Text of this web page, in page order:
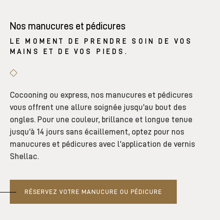
Nos manucures et pédicures
LE MOMENT DE PRENDRE SOIN DE VOS
MAINS ET DE VOS PIEDS.
Cocooning ou express, nos manucures et pédicures
vous offrent une allure soignée jusqu’au bout des
ongles. Pour une couleur, brillance et longue tenue
jusqu’à 14 jours sans écaillement, optez pour nos
manucures et pédicures avec l’application de vernis
Shellac.
RÉSERVEZ VOTRE MANUCURE OU PÉDICURE